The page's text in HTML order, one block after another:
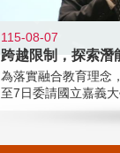
115-08-07
為落實融合教育理念
至7日委請國立嘉義大